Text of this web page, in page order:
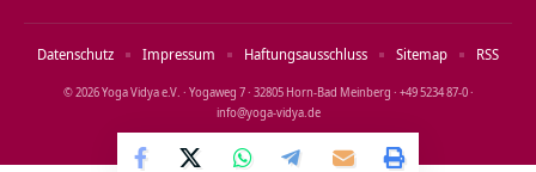
© 2026 Yoga Vidya e.V. · Yogaweg 7 · 32805 Horn‑Bad Meinberg · +49 5234 87‑0 ·
info@yoga‑vidya.de
Datenschutz Impressum Haftungsausschluss Sitemap RSS